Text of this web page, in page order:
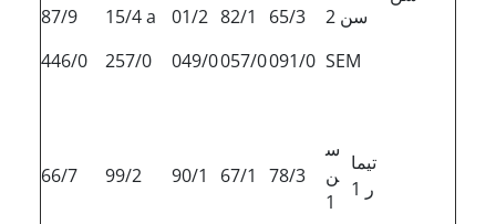
سن 2
87/9 15/4 a 01/2 82/1
65/3
446/0
257/0 049/0057/0091/0 SEM
66/7 99/2 90/1 67/1 78/3
س
ن
1
تیما
ر 1